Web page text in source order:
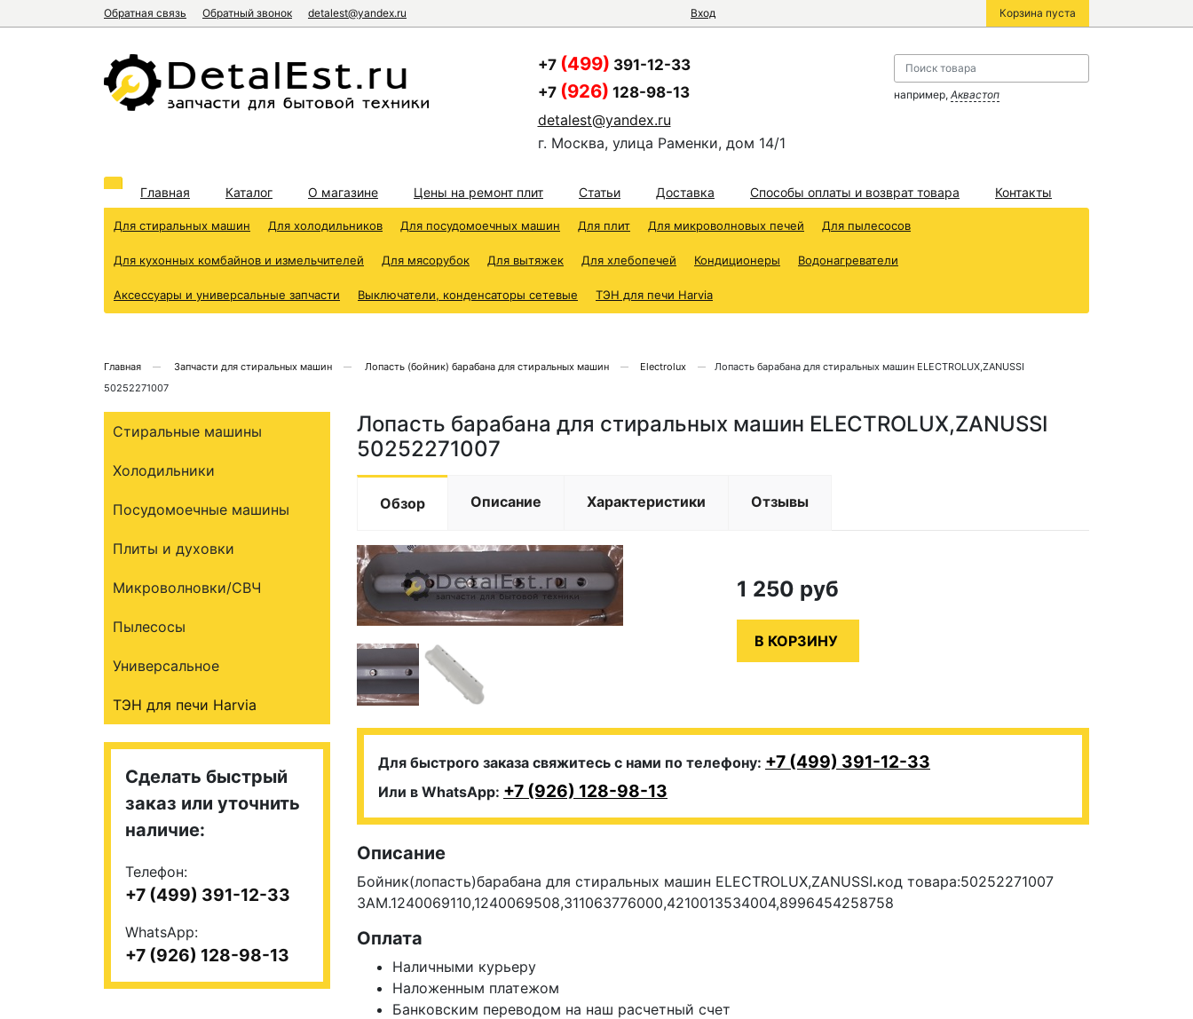
Обратная связь Обратный звонок detalest@yandex.ru Вход Корзина пуста
+7 (499) 391-12-33
+7 (926) 128-98-13
detalest@yandex.ru
г. Москва, улица Раменки, дом 14/1
например, Аквастоп
Главная Каталог О магазине Цены на ремонт плит Статьи Доставка Способы оплаты и возврат товара Контакты
Для стиральных машин Для холодильников Для посудомоечных машин Для плит Для микроволновых печей Для пылесосов
Для кухонных комбайнов и измельчителей Для мясорубок Для вытяжек Для хлебопечей Кондиционеры Водонагреватели
Аксессуары и универсальные запчасти Выключатели, конденсаторы сетевые ТЭН для печи Harvia
Главная Запчасти для стиральных машин Лопасть (бойник) барабана для стиральных машин Electrolux
Лопасть барабана для стиральных машин ELECTROLUX,ZANUSSI
50252271007
Лопасть барабана для стиральных машин ELECTROLUX,ZANUSSI
50252271007
Обзор Описание Характеристики Отзывы
1 250 руб
Для быстрого заказа свяжитесь с нами по телефону: +7 (499) 391-12-33
Или в WhatsApp: +7 (926) 128-98-13
Описание
Бойник(лопасть)барабана для стиральных машин ELECTROLUX,ZANUSSI.код товара:50252271007
ЗАМ.1240069110,1240069508,311063776000,4210013534004,8996454258758
Оплата
Наличными курьеру
Наложенным платежом
Банковским переводом на наш расчетный счет
Стиральные машины
Холодильники
Посудомоечные машины
Плиты и духовки
Микроволновки/СВЧ
Пылесосы
Универсальное
ТЭН для печи Harvia
Сделать быстрый
заказ или уточнить
наличие:
Телефон:
+7 (499) 391-12-33
WhatsApp:
+7 (926) 128-98-13